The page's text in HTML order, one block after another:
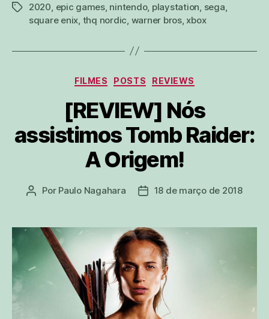
tags2020 epic games, nintendo, playstation sega
square enix thq nordic warner bros, xbox
Categorias
FILMES POSTS REVIEWS
[REVIEW] Nós
assistimos Tomb Raider:
A Origem!
Autor
Por Paulo Nagahara
Data18 de março de 2018